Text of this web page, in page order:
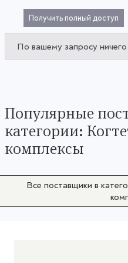
Получить полный доступ
По вашему запросу
Популярные
категории:
комплексы
Все поставщики в